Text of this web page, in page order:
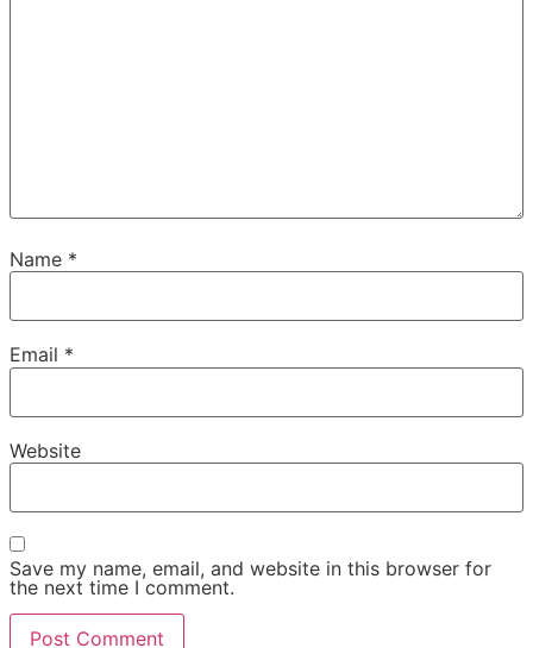
Name *
Email *
Website
Save my name, email, and website in this browser for
the next time I comment.